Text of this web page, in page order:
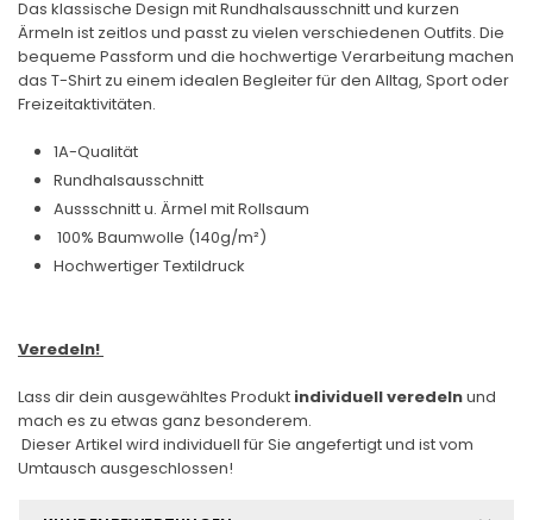
Das klassische Design mit Rundhalsausschnitt und kurzen
Ärmeln ist zeitlos und passt zu vielen verschiedenen Outfits. Die
bequeme Passform und die hochwertige Verarbeitung machen
das T-Shirt zu einem idealen Begleiter für den Alltag, Sport oder
Freizeitaktivitäten.
1A-Qualität
Rundhalsausschnitt
Aussschnitt u. Ärmel mit Rollsaum
100% Baumwolle (140g/m²)
Hochwertiger Textildruck
Veredeln!
Lass dir dein ausgewähltes Produkt individuell veredelnund
mach es zu etwas ganz besonderem.
Dieser Artikel wird individuell für Sie angefertigt und ist vom
Umtausch ausgeschlossen!